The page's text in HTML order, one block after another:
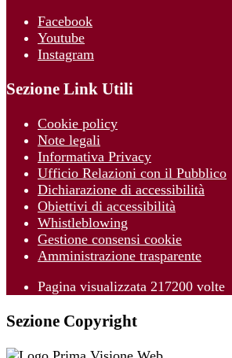
Facebook
Youtube
Instagram
Sezione Link Utili
Cookie policy
Note legali
Informativa Privacy
Ufficio Relazioni con il Pubblico
Dichiarazione di accessibilità
Obiettivi di accessibilità
Whistleblowing
Gestione consensi cookie
Amministrazione trasparente
Pagina visualizzata 217200 volte
Sezione Copyright